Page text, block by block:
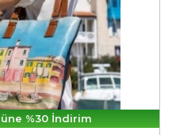
%30 İndirim